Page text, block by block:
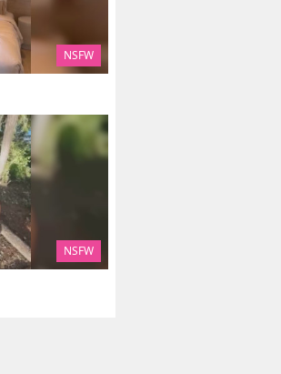
NSFW
NSFW